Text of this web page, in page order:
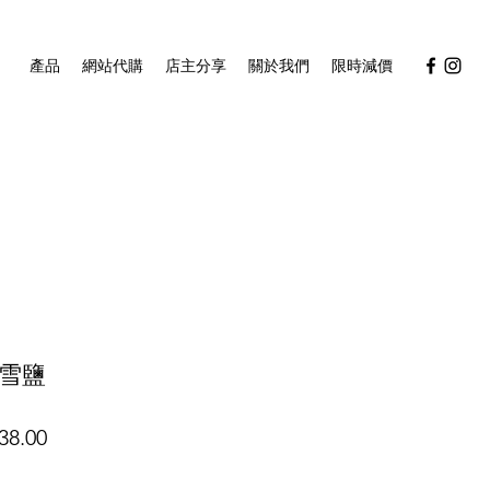
產品 網站代購 店主分享 關於我們 限時減價
鹽
促